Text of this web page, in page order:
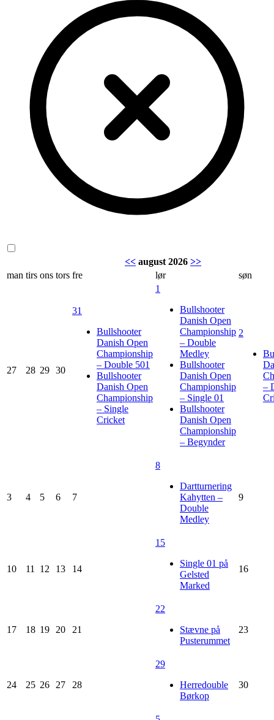
<< august 2026 >>
man tirs ons tors fre lør søn
27 28 29 30
31
Bullshooter
Danish Open
Championship
– Double 501
Bullshooter
Danish Open
Championship
– Single
Cricket
1
Bullshooter
Danish Open
Championship
– Double
Medley
Bullshooter
Danish Open
Championship
– Single 01
Bullshooter
Danish Open
Championship
– Begynder
2
–
3 4 5 6 7
8
Dartturnering
Kahytten –
Double
Medley
9
10 11 12 13 14
15
Single 01 på
Gelsted
Marked
16
17 18 19 20 21
22
Stævne på
Pusterummet
23
24 25 26 27 28
29
Herredouble
Børkop
30